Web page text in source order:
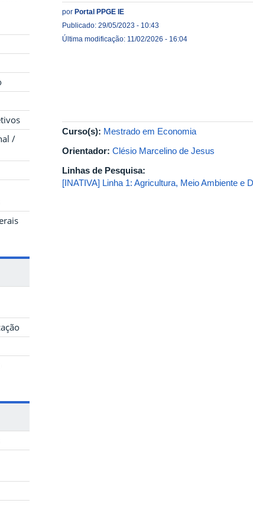
/
por Portal PPGE IE
Publicado: 29/05/2023 - 10:43
Última modificação: 11/02/2026 - 16:04
Curso(s): Mestrado em Economia
Orientador: Clésio Marcelino de Jesus
Linhas de Pesquisa:
[INATIVA] Linha 1: Agricultura, Meio Ambiente e